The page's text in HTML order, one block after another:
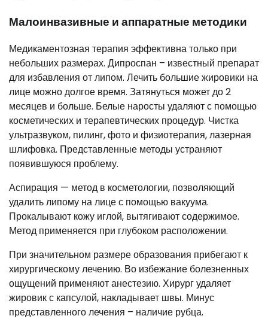
Малоинвазивные и аппаратные методики
Медикаментозная терапия эффективна только при
небольших размерах. Дипроспан – известный препарат
для избавления от липом. Лечить большие жировики на
лице можно долгое время. Затянуться может до 2
месяцев и больше. Белые наросты удаляют с помощью
косметических и терапевтических процедур. Чистка
ультразвуком, пилинг, фото и физиотерапия, лазерная
шлифовка. Представленные методы устраняют
появившуюся проблему.
Аспирация — метод в косметологии, позволяющий
удалить липому на лице с помощью вакуума.
Прокалывают кожу иглой, вытягивают содержимое.
Метод применяется при глубоком расположении.
При значительном размере образования прибегают к
хирургическому лечению. Во избежание болезненных
ощущений применяют анестезию. Хирург удаляет
жировик с капсулой, накладывает швы. Минус
представленного лечения – наличие рубца.